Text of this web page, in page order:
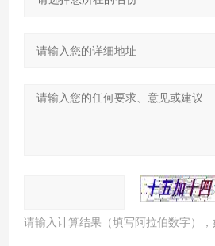
请输入计算结果（填写阿拉伯数字）